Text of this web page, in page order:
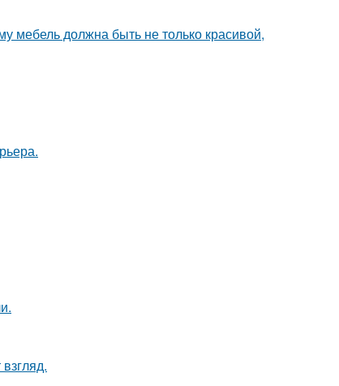
мебель должна быть не только красивой,